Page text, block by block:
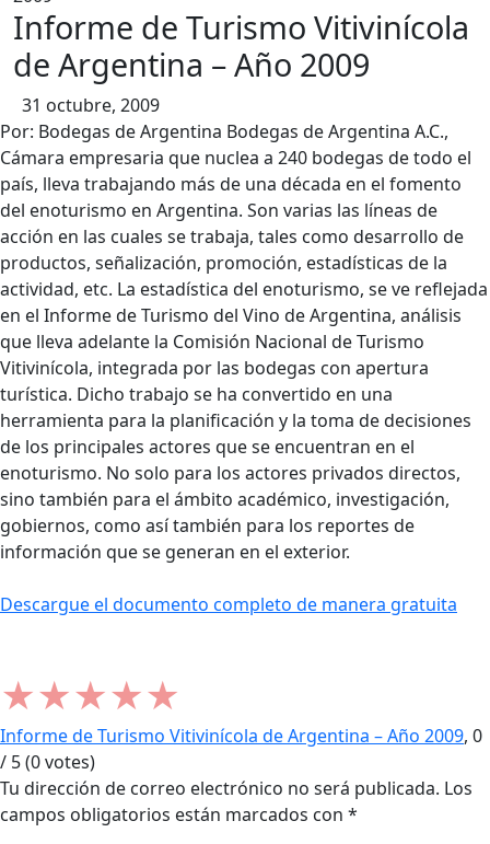
contenido
Informe de Turismo Vitivinícola
de Argentina – Año 2009
31 octubre, 2009
Por: Bodegas de Argentina Bodegas de Argentina A.C.,
Cámara empresaria que nuclea a 240 bodegas de todo el
país, lleva trabajando más de una década en el fomento
del enoturismo en Argentina. Son varias las líneas de
acción en las cuales se trabaja, tales como desarrollo de
productos, señalización, promoción, estadísticas de la
actividad, etc. La estadística del enoturismo, se ve reflejada
en el Informe de Turismo del Vino de Argentina, análisis
que lleva adelante la Comisión Nacional de Turismo
Vitivinícola, integrada por las bodegas con apertura
turística. Dicho trabajo se ha convertido en una
herramienta para la planificación y la toma de decisiones
de los principales actores que se encuentran en el
enoturismo. No solo para los actores privados directos,
sino también para el ámbito académico, investigación,
gobiernos, como así también para los reportes de
información que se generan en el exterior.
Descargue el documento completo de manera gratuita
★★★★★
Informe de Turismo Vitivinícola de Argentina – Año 2009, 0
/ 5(0votes)
Tu dirección de correo electrónico no será publicada. Los
campos obligatorios están marcados con *